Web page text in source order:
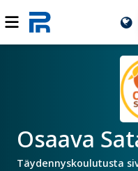
Osaava
Täydennyskoulutusta